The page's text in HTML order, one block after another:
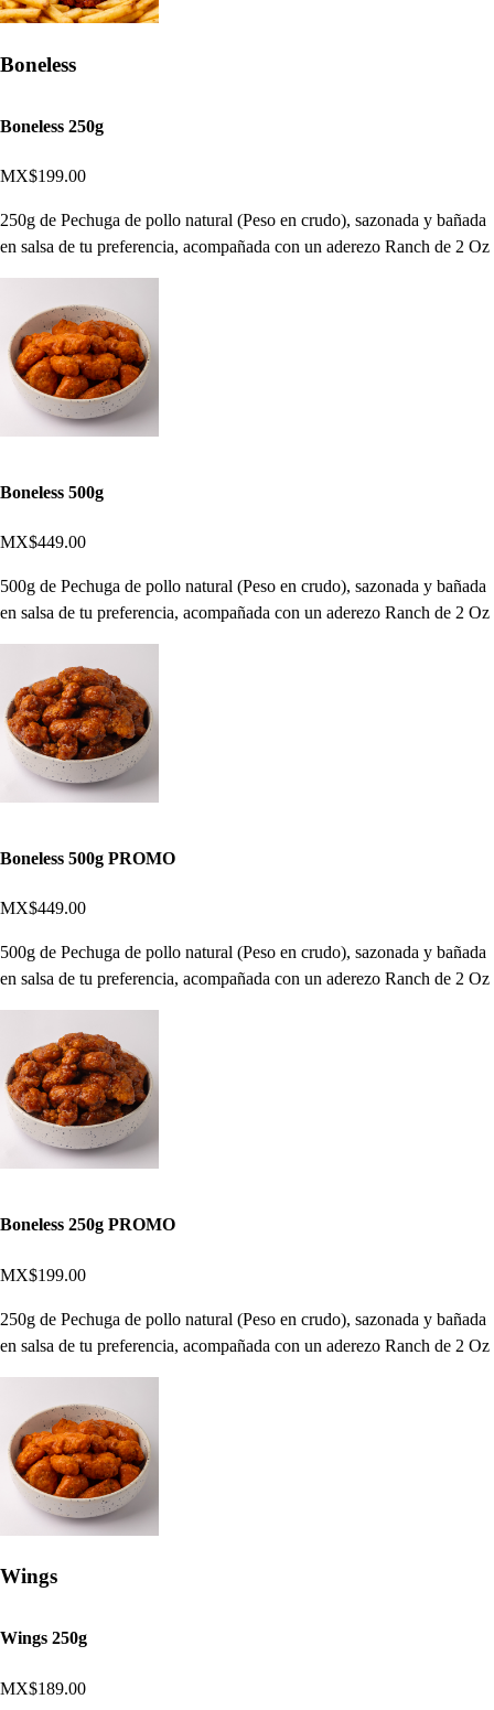
Boneless
Boneless 250g
MX$199.00
250g de Pechuga de pollo natural (Peso en crudo), sazonada y bañada
en salsa de tu preferencia, acompañada con un aderezo Ranch de 2 Oz
Boneless 500g
MX$449.00
500g de Pechuga de pollo natural (Peso en crudo), sazonada y bañada
en salsa de tu preferencia, acompañada con un aderezo Ranch de 2 Oz
Boneless 500g PROMO
MX$449.00
500g de Pechuga de pollo natural (Peso en crudo), sazonada y bañada
en salsa de tu preferencia, acompañada con un aderezo Ranch de 2 Oz
Boneless 250g PROMO
MX$199.00
250g de Pechuga de pollo natural (Peso en crudo), sazonada y bañada
en salsa de tu preferencia, acompañada con un aderezo Ranch de 2 Oz
Wings
Wings 250g
MX$189.00